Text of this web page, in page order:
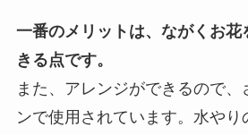
胡蝶蘭セット
一番のメリットは、ながくお花
きる点です。
また、アレンジができるので、
ンで使用されています。水やり